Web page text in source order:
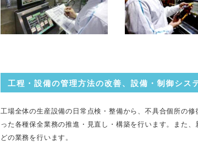
工程・設備の管理方法の改善、設備・制御シス
工場全体の生産設備の日常点検・整備から、不具合個所の
った各種保全業務の推進・見直し・構築を行います。また
どの業務を行います。